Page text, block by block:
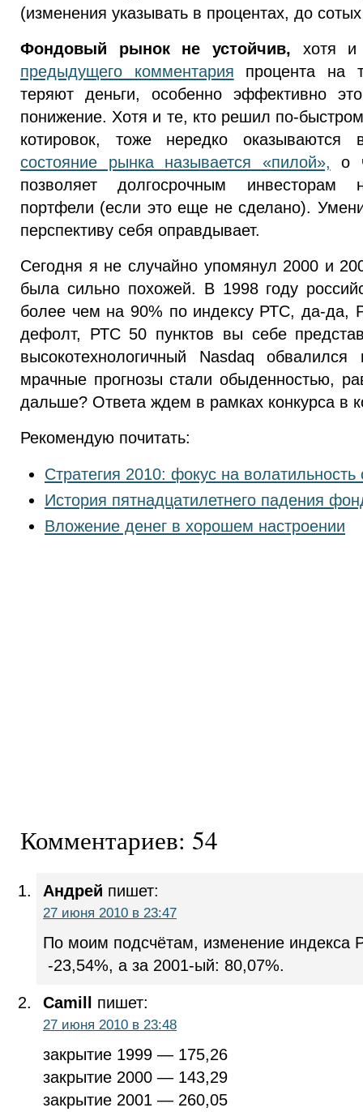
(изменения указывать в процентах, до
Фондовый рынок не устойчив, хотя и
предыдущего комментария процента на
теряют деньги, особенно эффективно
понижение. Хотя и те, кто решил по-
котировок, тоже нередко
состояние рынка называется «пилой», о
позволяет долгосрочным инвесторам
портфели (если это еще не сделано).
перспективу себя оправдывает.
Сегодня я не случайно упомянул 2000 и
была сильно похожей. В 1998 году
более чем на 90% по индексу РТС, да-да,
дефолт, РТС 50 пунктов вы себе
высокотехнологичный Nasdaq
мрачные прогнозы стали обыденностью,
дальше? Ответа ждем в рамках конкурса в
Рекомендую почитать:
Стратегия 2010: фокус на
История пятнадцатилетнего падения
Вложение денег в хорошем настроении
Комментариев: 54
Андрей пишет:
27 июня 2010 в 23:47
По моим подсчётам, изменение индекса
-23,54%, а за 2001-ый: 80,07%.
Camill пишет:
27 июня 2010 в 23:48
закрытие 1999 — 175,26
закрытие 2000 — 143,29
закрытие 2001 — 260,05